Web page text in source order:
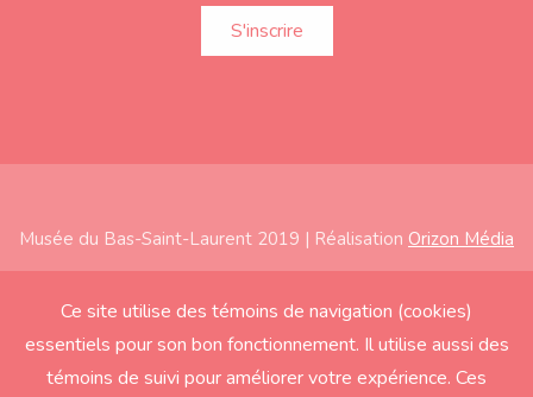
Musée du Bas-Saint-Laurent 2019 | Réalisation Orizon Média
Ce site utilise des témoins de navigation (cookies)
essentiels pour son bon fonctionnement. Il utilise aussi des
témoins de suivi pour améliorer votre expérience. Ces
Subfooter
Accueil
À propos